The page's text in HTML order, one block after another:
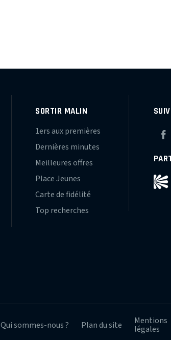
SORTIR MALIN
1ers aux premières
Dernières minutes
Meilleures offres
Place Jeunes
Carte de fidélité
Top recherches
Qui sommes-nous ? Plan du site Mentions
légales